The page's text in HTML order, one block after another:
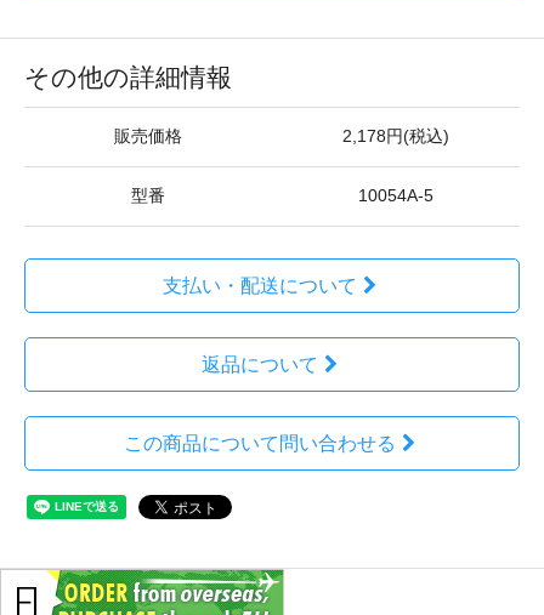
その他の詳細情報
販売価格 2,178円(税込)
型番 10054A-5
支払い・配送について
返品について
この商品について問い合わせる